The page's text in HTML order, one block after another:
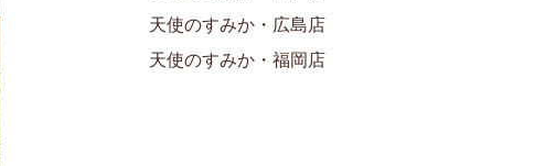
天使のすみか・広島店
天使のすみか・福岡店